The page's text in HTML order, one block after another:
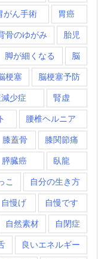
がん手術 胃癌
骨のゆがみ 胎児
脚が細くなる 脳
梗塞 脳梗塞予防
少症 腎虚
腰椎ヘルニア
膝蓋骨 膝関節痛
膵臓癌 臥龍
こ 自分の生き方
自慢げ 自慢です
自然素材 自閉症
良いエネルギー